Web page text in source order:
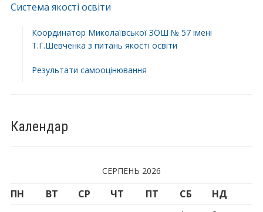
Система якості освіти
Координатор Миколаївської ЗОШ № 57 імені
Т.Г.Шевченка з питань якості освіти
Результати самооцінювання
Календар
СЕРПЕНЬ 2026
ПН ВТ СР ЧТ ПТ СБ
НД